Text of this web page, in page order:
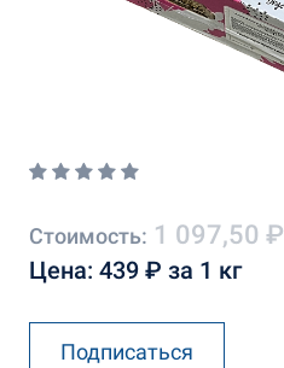
Стоимость: 1 097,50 ₽
Цена: 439 ₽ за 1 кг
Подписаться